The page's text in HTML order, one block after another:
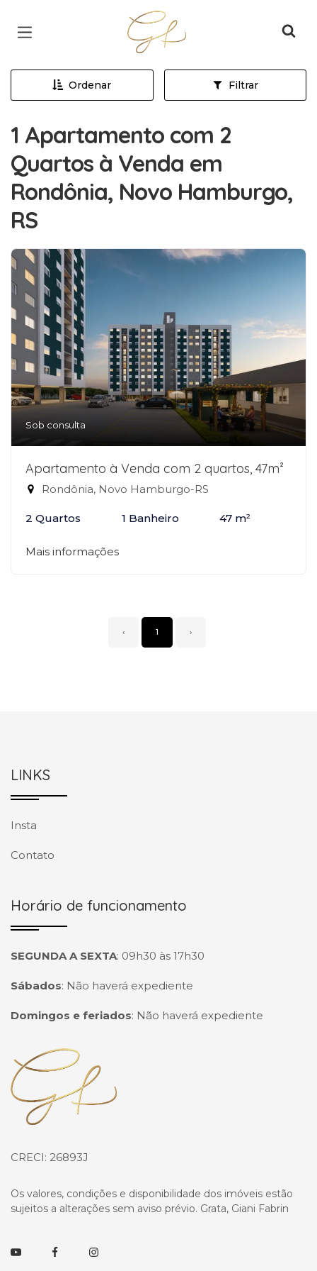
Página inicial
Ordenar Filtrar
1 Apartamento com 2
Quartos à Venda em
Rondônia, Novo Hamburgo,
RS
Sob consulta
Apartamento à Venda com 2 quartos, 47m²
Rondônia, Novo Hamburgo-RS
2 Quartos 1 Banheiro 47 m²
Mais informações
‹ 1 ›
LINKS
Insta
Contato
Horário de funcionamento
SEGUNDA A SEXTA: 09h30 às 17h30
Sábados: Não haverá expediente
Domingos e feriados: Não haverá expediente
Página inicial
CRECI: 26893J
Os valores, condições e disponibilidade dos imóveis estão
sujeitos a alterações sem aviso prévio. Grata, Giani Fabrin
YoutubeFacebookInstagram